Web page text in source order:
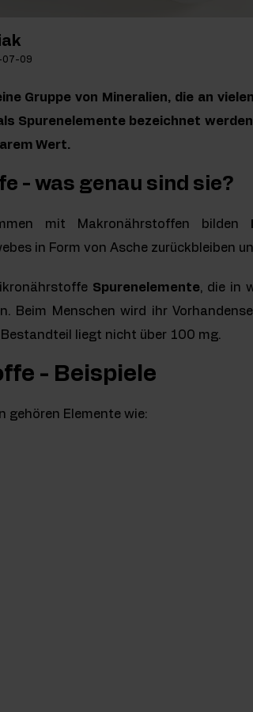
07-09
Gruppe von Mineralien, die an
Spurenelemente bezeichnet
Wert.
- was genau sind sie?
mit Makronährstoffen bilden
in Form von Asche zurückbleiben
Spurenelemente, die in
Beim Menschen wird ihr
liegt nicht über 100 mg.
- Beispiele
gehören Elemente wie: